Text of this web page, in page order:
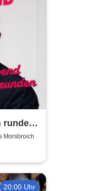
runder
Morsbroich
20:00 Uhr